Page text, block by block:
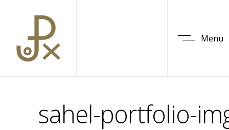
Menu
sahel-portfolio-